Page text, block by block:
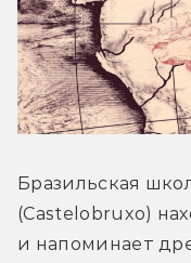
Бразильская
(Castelobruxo)
и напоминает